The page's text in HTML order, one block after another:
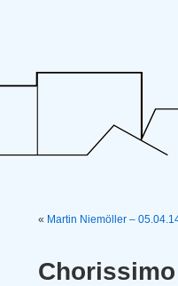
« Martin Niemöller –